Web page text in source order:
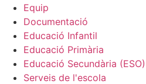
Equip
Documentació
Educació Infantil
Educació Primària
Educació Secundària (ESO)
Serveis de l'escola